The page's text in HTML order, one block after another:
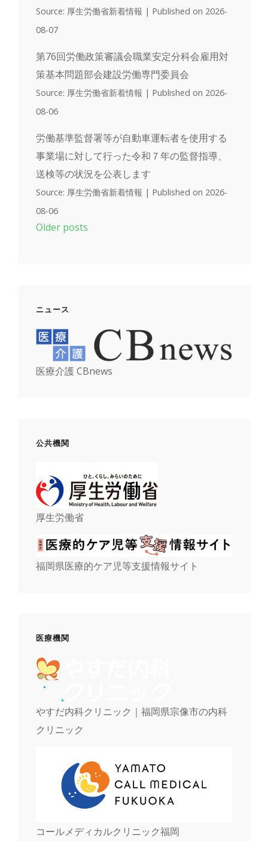
Source: 厚生労働省新着情報
Published on 2026-
08-07
第76回労働政策審議会職業安定分科会雇用対
策基本問題部会建設労働専門委員会
Source: 厚生労働省新着情報
Published on 2026-
08-06
労働基準監督署等が自動車運転者を使用する
事業場に対して行った令和７年の監督指導、
送検等の状況を公表します
Source: 厚生労働省新着情報
Published on 2026-
08-06
Older posts
ニュース
医療介護 CBnews
公共機関
厚生労働省
福岡県医療的ケア児等支援情報サイト
医療機関
やすだ内科クリニック｜福岡県宗像市の内科
クリニック
コールメディカルクリニック福岡